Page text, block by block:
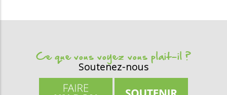
Ce que vous voyez vous plait-il ?
Soutenez-nous